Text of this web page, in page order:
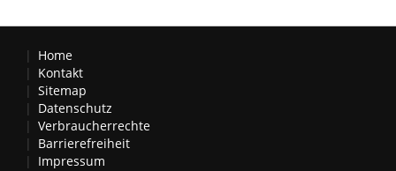
Home
Kontakt
Sitemap
Datenschutz
Verbraucherrechte
Barrierefreiheit
Impressum